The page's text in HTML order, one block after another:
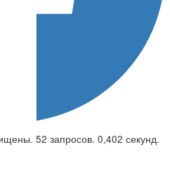
52 запросов. 0,402 секунд.